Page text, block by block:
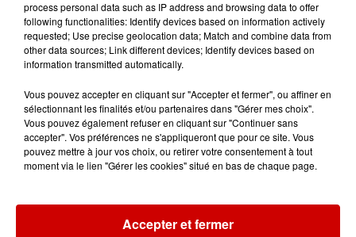
à Coulon !
pour l'un des zoos de nos
régions !
votre séjour en famille au cœur
de la...
process personal data such as IP address and browsing data to offer
following functionalities: Identify devices based on information actively
requested; Use precise geolocation data; Match and combine data from
other data sources; Link different devices; Identify devices based on
information transmitted automatically.
Vous pouvez accepter en cliquant sur "Accepter et fermer", ou affiner en
sélectionnant les finalités et/ou partenaires dans "Gérer mes choix".
Vous pouvez également refuser en cliquant sur "Continuer sans
accepter". Vos préférences ne s'appliqueront que pour ce site. Vous
pouvez mettre à jour vos choix, ou retirer votre consentement à tout
moment via le lien "Gérer les cookies" situé en bas de chaque page.
Accepter et fermer